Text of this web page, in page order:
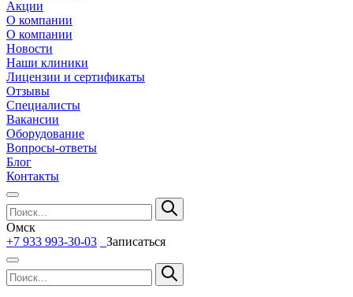
Акции
О компании
О компании
Новости
Наши клиники
Лицензии и сертификаты
Отзывы
Специалисты
Вакансии
Оборудование
Вопросы-ответы
Блог
Контакты
Омск
+7 933 993-30-03
Записаться